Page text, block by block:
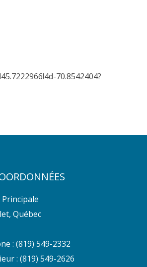
70.8542404?
Québec
: (819) 549-2332
: (819) 549-2626